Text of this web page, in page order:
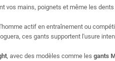
mains, poignets et même les
actif en entraînement ou
ces gants supportent l'usure
, avec des modèles comme les gants